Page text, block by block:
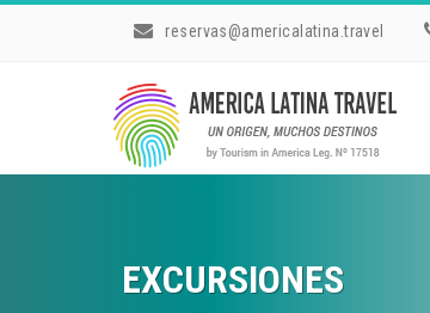
reservas@americalatina.travel
EXCURSIONES